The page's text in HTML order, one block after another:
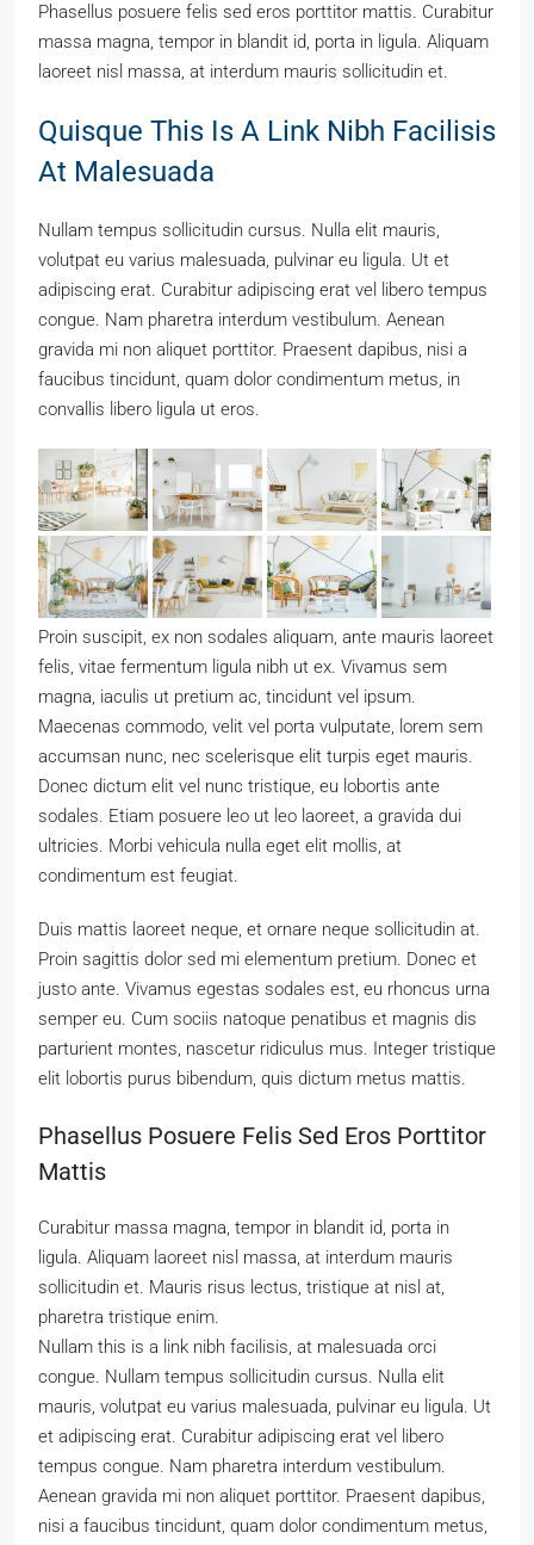
Phasellus posuere felis sed eros porttitor mattis. Curabitur
massa magna, tempor in blandit id, porta in ligula. Aliquam
laoreet nisl massa, at interdum mauris sollicitudin et.
Quisque This Is A Link Nibh Facilisis
At Malesuada
Nullam tempus sollicitudin cursus. Nulla elit mauris,
volutpat eu varius malesuada, pulvinar eu ligula. Ut et
adipiscing erat. Curabitur adipiscing erat vel libero tempus
congue. Nam pharetra interdum vestibulum. Aenean
gravida mi non aliquet porttitor. Praesent dapibus, nisi a
faucibus tincidunt, quam dolor condimentum metus, in
convallis libero ligula ut eros.
Proin suscipit, ex non sodales aliquam, ante mauris laoreet
felis, vitae fermentum ligula nibh ut ex. Vivamus sem
magna, iaculis ut pretium ac, tincidunt vel ipsum.
Maecenas commodo, velit vel porta vulputate, lorem sem
accumsan nunc, nec scelerisque elit turpis eget mauris.
Donec dictum elit vel nunc tristique, eu lobortis ante
sodales. Etiam posuere leo ut leo laoreet, a gravida dui
ultricies. Morbi vehicula nulla eget elit mollis, at
condimentum est feugiat.
Duis mattis laoreet neque, et ornare neque sollicitudin at.
Proin sagittis dolor sed mi elementum pretium. Donec et
justo ante. Vivamus egestas sodales est, eu rhoncus urna
semper eu. Cum sociis natoque penatibus et magnis dis
parturient montes, nascetur ridiculus mus. Integer tristique
elit lobortis purus bibendum, quis dictum metus mattis.
Phasellus Posuere Felis Sed Eros Porttitor
Mattis
Curabitur massa magna, tempor in blandit id, porta in
ligula. Aliquam laoreet nisl massa, at interdum mauris
sollicitudin et. Mauris risus lectus, tristique at nisl at,
pharetra tristique enim.
Nullam this is a link nibh facilisis, at malesuada orci
congue. Nullam tempus sollicitudin cursus. Nulla elit
mauris, volutpat eu varius malesuada, pulvinar eu ligula. Ut
et adipiscing erat. Curabitur adipiscing erat vel libero
tempus congue. Nam pharetra interdum vestibulum.
Aenean gravida mi non aliquet porttitor. Praesent dapibus,
nisi a faucibus tincidunt, quam dolor condimentum metus,